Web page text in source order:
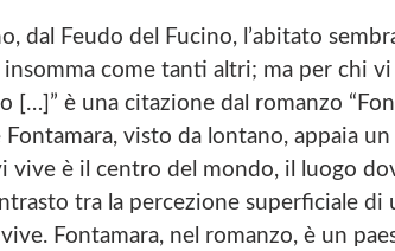
dal Feudo del Fucino, l’abitato
come tanti altri; ma per chi vi
[…]” è una citazione dal romanzo
visto da lontano, appaia
vive è il centro del mondo, il luogo
tra la percezione superficiale di
Fontamara, nel romanzo, è un